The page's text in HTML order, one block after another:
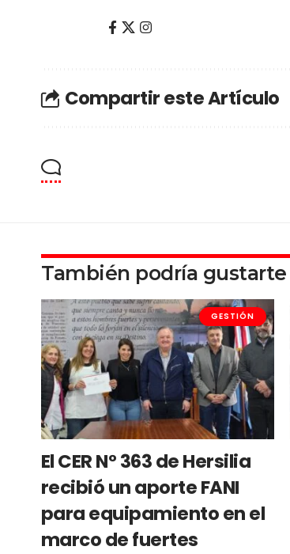
Compartir este Artículo
También podría gustarte
GESTIÓN
El CER N° 363 de Hersilia
recibió un aporte FANI
para equipamiento en el
marco de fuertes